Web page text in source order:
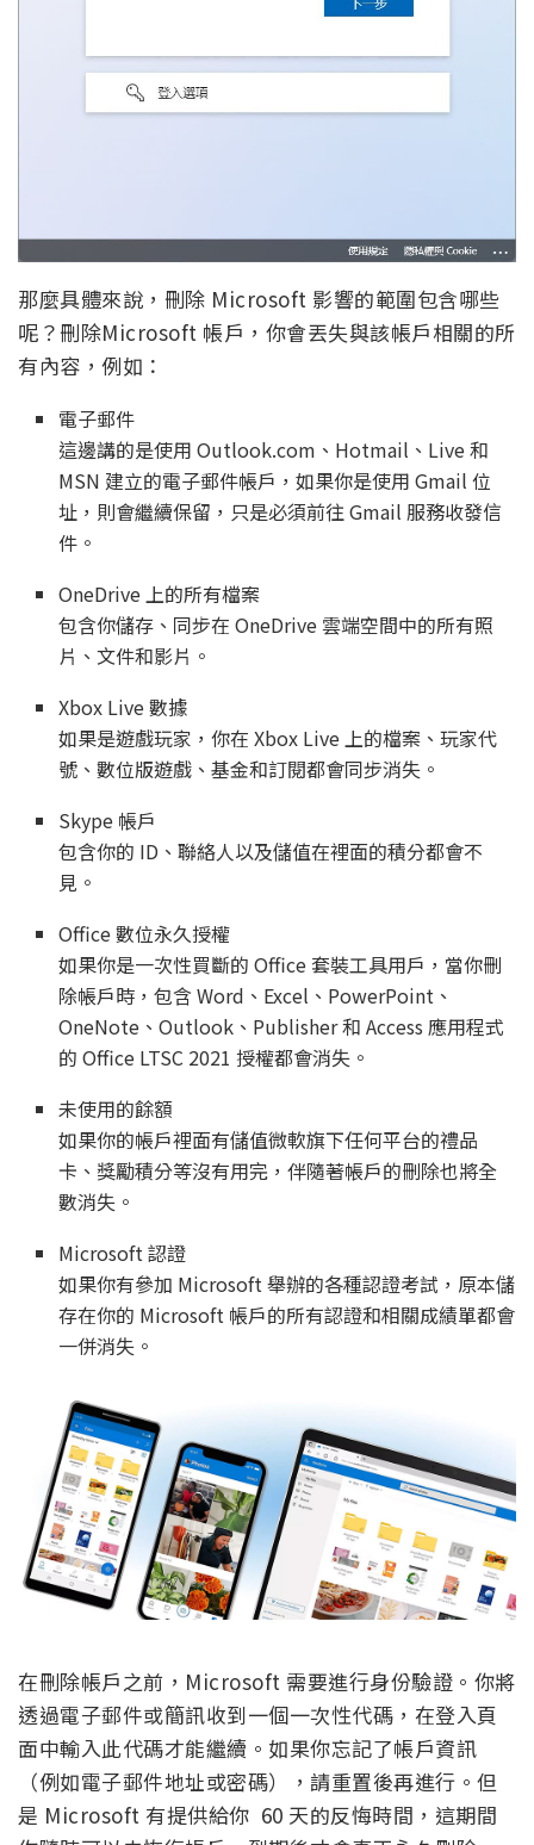
那麼具體來說，刪除 Microsoft 影響的範圍包含哪些
呢？刪除Microsoft 帳戶，你會丟失與該帳戶相關的所
有內容，例如：
電子郵件
這邊講的是使用 Outlook.com、Hotmail、Live 和
MSN 建立的電子郵件帳戶，如果你是使用 Gmail 位
址，則會繼續保留，只是必須前往 Gmail 服務收發信
件。
OneDrive 上的所有檔案
包含你儲存、同步在 OneDrive 雲端空間中的所有照
片、文件和影片。
Xbox Live 數據
如果是遊戲玩家，你在 Xbox Live 上的檔案、玩家代
號、數位版遊戲、基金和訂閱都會同步消失。
Skype 帳戶
包含你的 ID、聯絡人以及儲值在裡面的積分都會不
見。
Office 數位永久授權
如果你是一次性買斷的 Office 套裝工具用戶，當你刪
除帳戶時，包含 Word、Excel、PowerPoint、
OneNote、Outlook、Publisher 和 Access 應用程式
的 Office LTSC 2021 授權都會消失。
未使用的餘額
如果你的帳戶裡面有儲值微軟旗下任何平台的禮品
卡、獎勵積分等沒有用完，伴隨著帳戶的刪除也將全
數消失。
Microsoft 認證
如果你有參加 Microsoft 舉辦的各種認證考試，原本儲
存在你的 Microsoft 帳戶的所有認證和相關成績單都會
一併消失。
在刪除帳戶之前，Microsoft 需要進行身份驗證。你將
透過電子郵件或簡訊收到一個一次性代碼，在登入頁
面中輸入此代碼才能繼續。如果你忘記了帳戶資訊
（例如電子郵件地址或密碼），請重置後再進行。但
是 Microsoft 有提供給你 60 天的反悔時間，這期間